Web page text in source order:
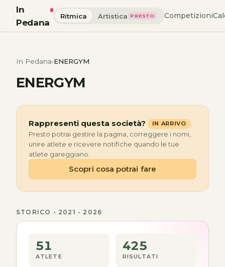
In
Pedana
Ritmica Artistica PRESTO Competizioni
In Pedana ENERGYM
ENERGYM
Rappresenti questa società? IN ARRIVO
Presto potrai gestire la pagina, correggere i nomi,
unire atlete e ricevere notifiche quando le tue
atlete gareggiano.
Scopri cosa potrai fare
STORICO - 2021 - 2026
51
ATLETE
425
RISULTATI